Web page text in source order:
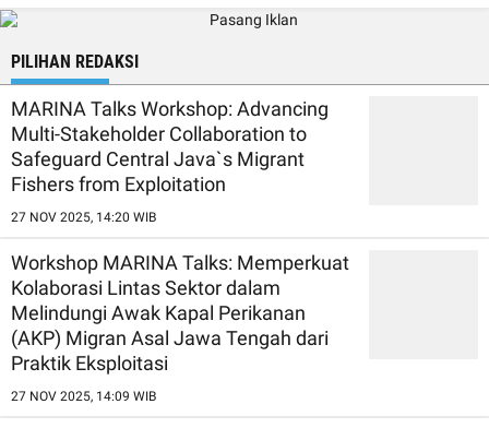
PILIHAN REDAKSI
MARINA Talks Workshop: Advancing
Multi-Stakeholder Collaboration to
Safeguard Central Java`s Migrant
Fishers from Exploitation
27 NOV 2025, 14:20 WIB
Workshop MARINA Talks: Memperkuat
Kolaborasi Lintas Sektor dalam
Melindungi Awak Kapal Perikanan
(AKP) Migran Asal Jawa Tengah dari
Praktik Eksploitasi
27 NOV 2025, 14:09 WIB